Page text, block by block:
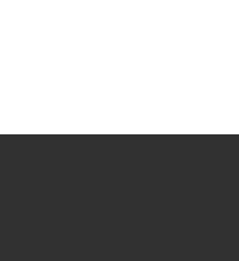
(LKMO) […]